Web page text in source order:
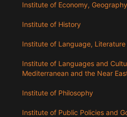
Institute of Economy,
Institute of History
Institute of Language,
Institute of Languages ​​and
Mediterranean and the Near
Institute of Philosophy
Institute of Public Policies and